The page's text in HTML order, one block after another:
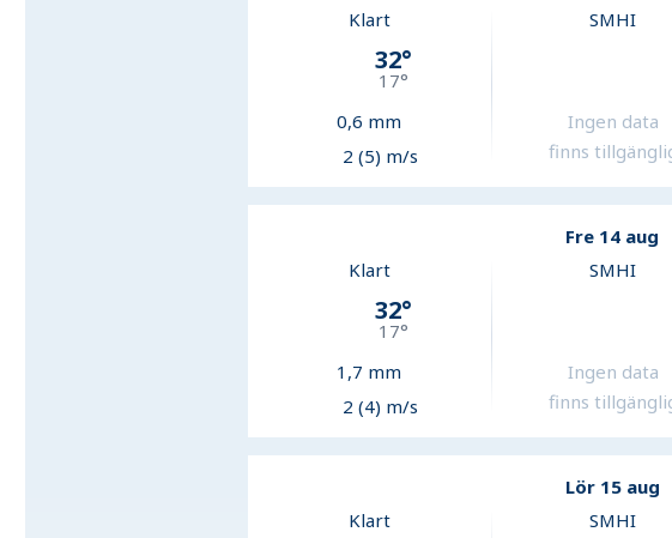
Klart
32°
17°
0,6 mm
2 (5) m/s
SMHI
Ingen data
finns
Fre 14 aug
Klart
32°
17°
1,7 mm
2 (4) m/s
SMHI
Ingen data
finns
Lör 15 aug
Klart
SMHI